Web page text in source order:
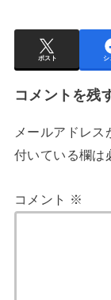
ポスト シ
コメントを残
メールアドレス
付いている欄は
コメント ※